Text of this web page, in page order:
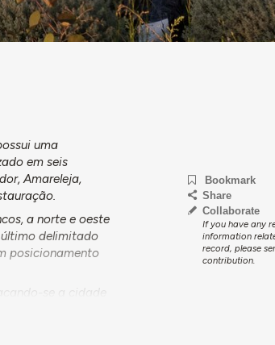
uma
em seis
Amareleja,
a norte e oeste
último delimitado
posicionamento
se a cidade
central na
Bookmark
Share
Collaborate
If you have any
information
record, please
contribution.